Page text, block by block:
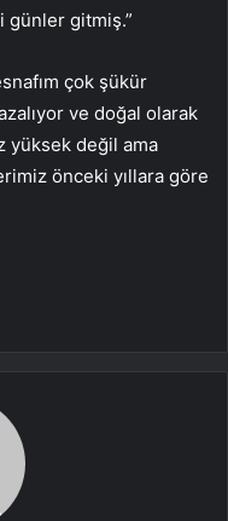
günler gitmiş.”
çok şükür
ve doğal olarak
yüksek değil ama
önceki yıllara göre